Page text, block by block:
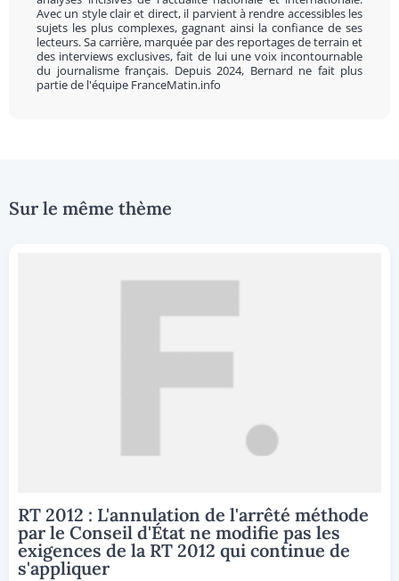
Avec un style clair et direct, il parvient à rendre accessibles les
sujets les plus complexes, gagnant ainsi la confiance de ses
lecteurs. Sa carrière, marquée par des reportages de terrain et
des interviews exclusives, fait de lui une voix incontournable
du journalisme français. Depuis 2024, Bernard ne fait plus
partie de l'équipe FranceMatin.info
Sur le même thème
RT 2012 : L'annulation de l'arrêté méthode
par le Conseil d'État ne modifie pas les
exigences de la RT 2012 qui continue de
s'appliquer